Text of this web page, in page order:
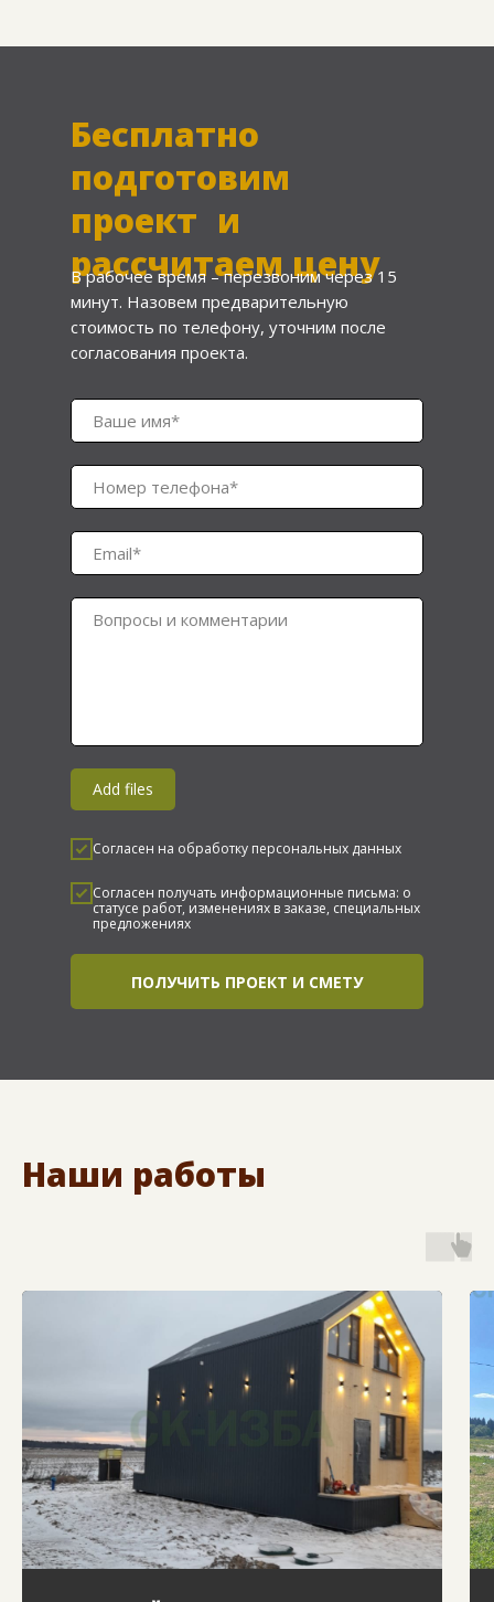
Бесплатно
подготовим
проект и
рассчитаем цену
В рабочее время – перезвоним через 15
минут. Назовем предварительную
стоимость по телефону, уточним после
согласования проекта.
Ваше имя*
Номер телефона*
Email*
Вопросы и комментарии
Add files
Согласен на обработку персональных данных
Согласен получать информационные письма: о
статусе работ, изменениях в заказе, специальных
предложениях
ПОЛУЧИТЬ ПРОЕКТ И СМЕТУ
Наши работы